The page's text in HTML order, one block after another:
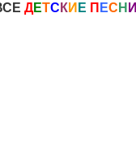
ДЕТС КИ Е П ЕС Н И